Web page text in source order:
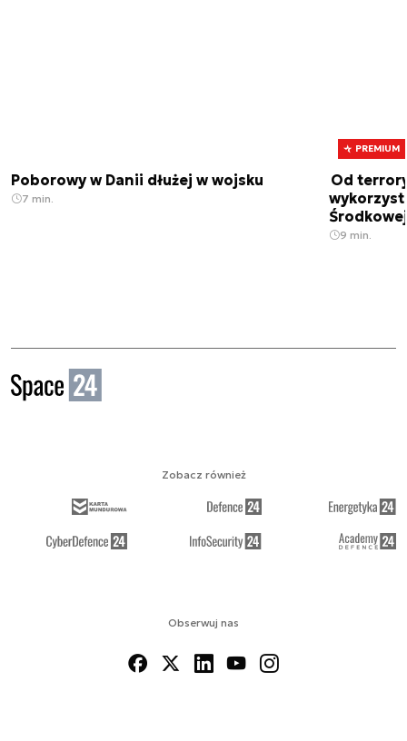
Poborowy w Danii dłużej w wojsku
7 min.
PREMIUM
Od
Środkowej
9 min.
Obserwuj nas
Zobacz również